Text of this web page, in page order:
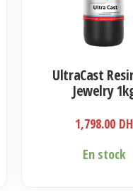
UltraCast
Jewelry
1,798.00 DH
En stock